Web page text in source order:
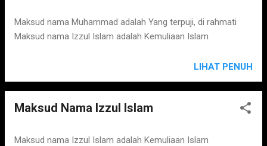
Maksud nama Muhammad adalah Yang terpuji, di rahmati
Maksud nama Izzul Islam adalah Kemuliaan Islam
LIHAT PENUH
Maksud Nama Izzul Islam
Maksud nama Izzul Islam adalah Kemuliaan Islam